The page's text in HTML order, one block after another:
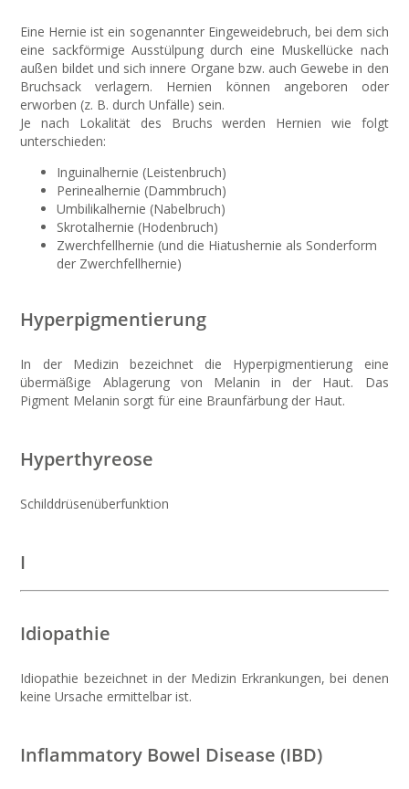
Eine Hernie ist ein sogenannter Eingeweidebruch, bei dem sich
eine sackförmige Ausstülpung durch eine Muskellücke nach
außen bildet und sich innere Organe bzw. auch Gewebe in den
Bruchsack verlagern. Hernien können angeboren oder
erworben (z. B. durch Unfälle) sein.
Je nach Lokalität des Bruchs werden Hernien wie folgt
unterschieden:
Inguinalhernie (Leistenbruch)
Perinealhernie (Dammbruch)
Umbilikalhernie (Nabelbruch)
Skrotalhernie (Hodenbruch)
Zwerchfellhernie (und die Hiatushernie als Sonderform
der Zwerchfellhernie)
Hyperpigmentierung
In der Medizin bezeichnet die Hyperpigmentierung eine
übermäßige Ablagerung von Melanin in der Haut. Das
Pigment Melanin sorgt für eine Braunfärbung der Haut.
Hyperthyreose
Schilddrüsenüberfunktion
I
Idiopathie
Idiopathie bezeichnet in der Medizin Erkrankungen, bei denen
keine Ursache ermittelbar ist.
Inflammatory Bowel Disease (IBD)